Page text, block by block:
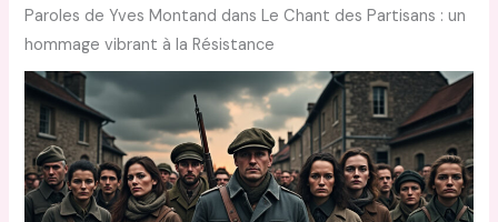
Paroles de Yves Montand dans Le Chant des Partisans : un
hommage vibrant à la Résistance